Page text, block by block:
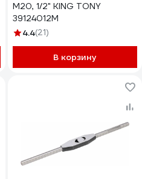
М20, 1/2" KING TONY
39124012M
4.4(21)
В корзину